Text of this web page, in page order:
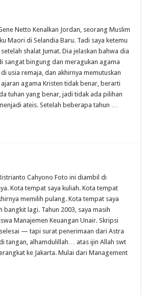
Netto Kenalkan Jordan, seorang Muslim
Maori di Selandia Baru. Tadi saya ketemu
shalat Jumat. Dia jelaskan bahwa dia
sangat bingung dan meragukan agama
usia remaja, dan akhirnya memutuskan
agama Kristen tidak benar, berarti
tuhan yang benar, jadi tidak ada pilihan
ateis. Setelah beberapa tahun …
Cahyono Foto ini diambil di
Kota tempat saya kuliah. Kota tempat
memilih pulang. Kota tempat saya
bangkit lagi. Tahun 2003, saya masih
Manajemen Keuangan Unair. Skripsi
— tapi surat penerimaan dari Astra
tangan, alhamdulillah… atas ijin Allah swt
ke Jakarta. Mulai dari Management